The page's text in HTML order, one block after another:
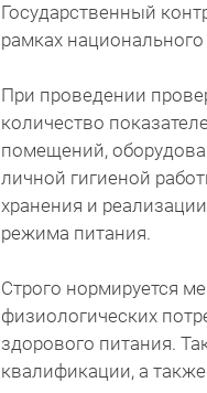
Государственный
рамках
При проведении
количество
помещений,
личной гигиеной
хранения и
режима питания.
Строго нормируется
физиологических
здорового питания.
квалификации, а